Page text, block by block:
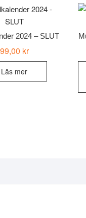
2024 – SLUT
99,00 kr
Läs mer